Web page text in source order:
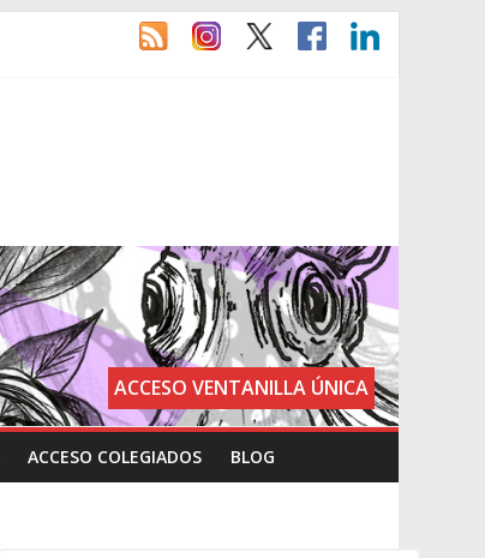
ACCESO VENTANILLA ÚNICA
ACCESO COLEGIADOS BLOG